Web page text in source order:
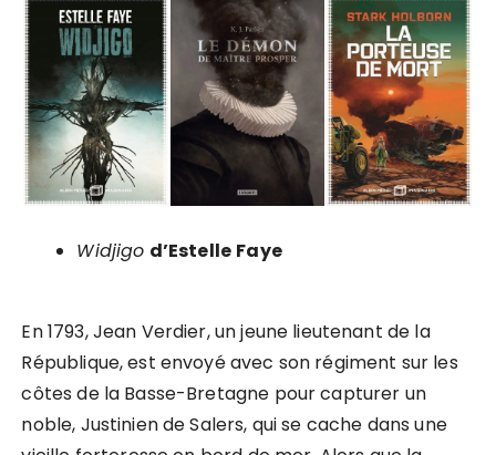
Widjigo d’Estelle Faye
En 1793, Jean Verdier, un jeune lieutenant de la
République, est envoyé avec son régiment sur les
côtes de la Basse-Bretagne pour capturer un
noble, Justinien de Salers, qui se cache dans une